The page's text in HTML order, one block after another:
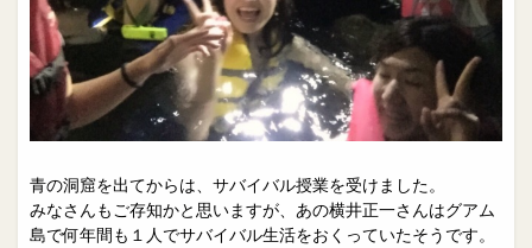
青の洞窟を出てからは、サバイバル授業を受けました。
みなさんもご存知かと思いますが、あの横井正一さんはグアム
島で何年間も１人でサバイバル生活をおくっていたそうです。